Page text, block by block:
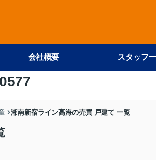
会社概要 スタッフ
湘南新宿ライン高海の売買 戸建て 一覧